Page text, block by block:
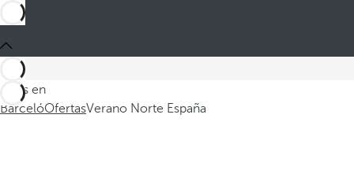
Estás en
BarcelóOfertasVerano Norte España